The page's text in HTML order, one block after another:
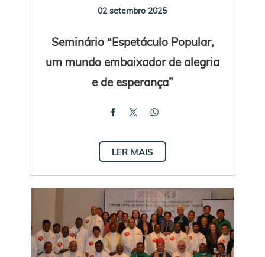
02 setembro 2025
Seminário “Espetáculo Popular,
um mundo embaixador de alegria
e de esperança”
LER MAIS